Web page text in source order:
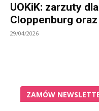
UOKiK: zarzuty
Cloppenburg
29/04/2026
ZAMÓW